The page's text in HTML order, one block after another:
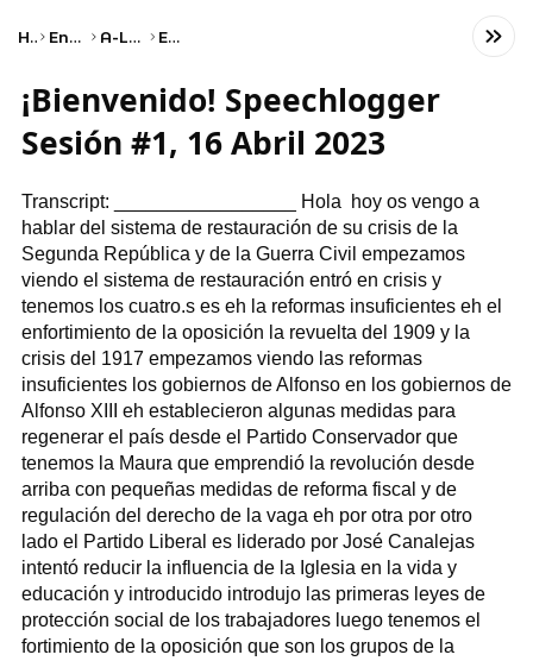
Home Engineering A-Level Arabic Edexcel
¡Bienvenido! Speechlogger
Sesión #1, 16 Abril 2023
Transcript: _________________ Hola hoy os vengo a
hablar del sistema de restauración de su crisis de la
Segunda República y de la Guerra Civil empezamos
viendo el sistema de restauración entró en crisis y
tenemos los cuatro.s es eh la reformas insuficientes eh el
enfortimiento de la oposición la revuelta del 1909 y la
crisis del 1917 empezamos viendo las reformas
insuficientes los gobiernos de Alfonso en los gobiernos de
Alfonso XIII eh establecieron algunas medidas para
regenerar el país desde el Partido Conservador que
tenemos la Maura que emprendió la revolución desde
arriba con pequeñas medidas de reforma fiscal y de
regulación del derecho de la vaga eh por otra por otro
lado el Partido Liberal es liderado por José Canalejas
intentó reducir la influencia de la Iglesia en la vida y
educación y introducido introdujo las primeras leyes de
protección social de los trabajadores luego tenemos el
fortimiento de la oposición que son los grupos de la